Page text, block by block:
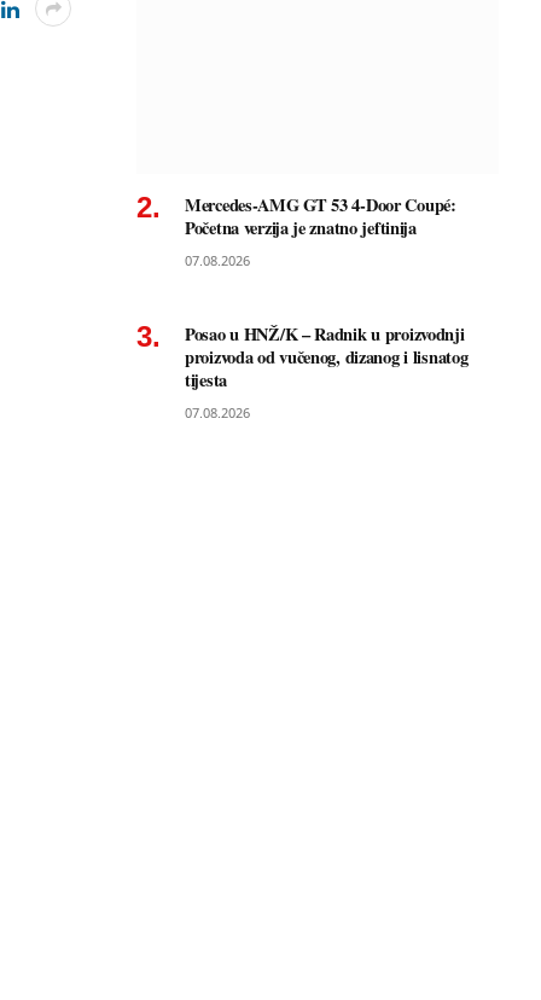
Mercedes-AMG GT 53 4-Door Coupé:
Početna verzija je znatno jeftinija
07.08.2026
Posao u HNŽ/K – Radnik u proizvodnji
proizvoda od vučenog, dizanog i lisnatog
tijesta
07.08.2026